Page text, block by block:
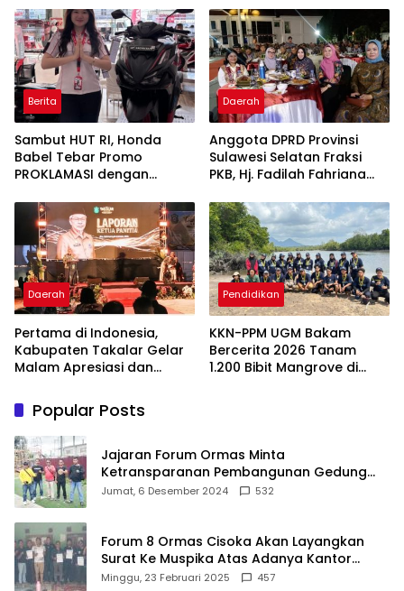
Pelayanan Kesehatan
Berkualitas
2026
Berita
Sambut HUT RI, Honda
Babel Tebar Promo
PROKLAMASI dengan
Jutaan Rupiah
Daerah
Anggota DPRD Provinsi
Sulawesi Selatan Fraksi
PKB, Hj. Fadilah Fahriana
Takalar Menyalakan
Lentera Pengabdian
Melalui Malam Apresiasi
dan Inovasi Award 2026
Daerah
Pertama di Indonesia,
Kabupaten Takalar Gelar
Malam Apresiasi dan
Panggung Penghargaan
bagi Pelayan Publik
Berprestasi
Pendidikan
KKN-PPM UGM Bakam
Bercerita 2026 Tanam
1.200 Bibit Mangrove di
Popular Posts
Jajaran Forum Ormas Minta
Ketransparanan Pembangunan Gedung
Damkar Di Kecamatan Cisoka
Jumat, 6 Desember 2024 532
Forum 8 Ormas Cisoka Akan Layangkan
Surat Ke Muspika Atas Adanya Kantor
Matel di Cisoka
Minggu, 23 Februari 2025 457